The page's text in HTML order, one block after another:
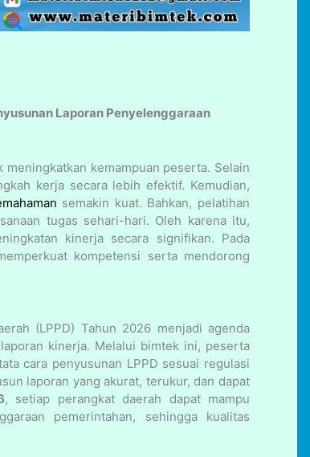
Laporan Penyelenggaraan
kemampuan peserta. Selain
kerja secara lebih efektif. Kemudian,
semakin kuat. Bahkan, pelatihan
tugas sehari-hari. Oleh karena itu,
kinerja secara signifikan. Pada
kompetensi serta mendorong
(LPPD) Tahun 2026 menjadi agenda
kinerja. Melalui bimtek ini, peserta
cara penyusunan LPPD sesuai regulasi
laporan yang akurat, terukur, dan dapat
, setiap perangkat daerah dapat mampu
pemerintahan, sehingga kualitas